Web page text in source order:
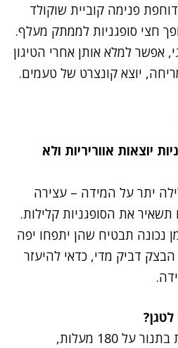
פנימה קוביית שוקולד
חצי סופגניות לממתק מעלף.
אפשר למלא אותן אחרי הטיגון
יוצא קונצרט של טעמים.
יוצאות אווריריות ולא
יתר על המידה – עצירה
את הסופגניות קלילות.
נכונה תבטיח שהן יתפחו יפה
הבצק דביק מדי, כדאי להיעזר
ניסיתי כמה פעמים לאפות בתנור על 180 מעלות,